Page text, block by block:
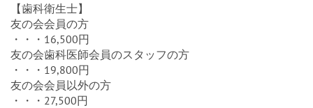
【歯科衛生士】
友の会会員の方
・・・16,500円
友の会歯科医師会員のスタッフの方
・・・19,800円
友の会会員以外の方
・・・27,500円